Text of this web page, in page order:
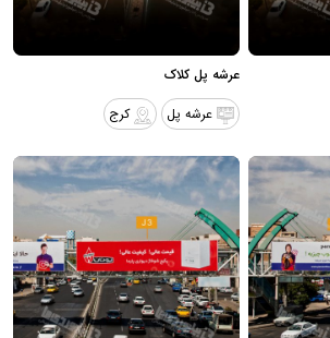
عرشه پل کلاک
عرشه پل
کرج